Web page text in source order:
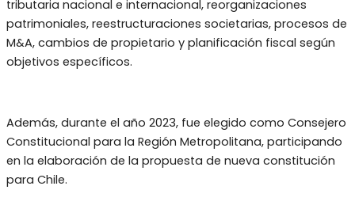
tributaria nacional e internacional, reorganizaciones
patrimoniales, reestructuraciones societarias, procesos de
M&A, cambios de propietario y planificación fiscal según
objetivos específicos.
Además, durante el año 2023, fue elegido como Consejero
Constitucional para la Región Metropolitana, participando
en la elaboración de la propuesta de nueva constitución
para Chile.